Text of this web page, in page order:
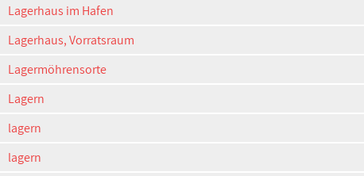
Lagerhaus im Hafen
Lagerhaus, Vorratsraum
Lagermöhrensorte
Lagern
lagern
lagern